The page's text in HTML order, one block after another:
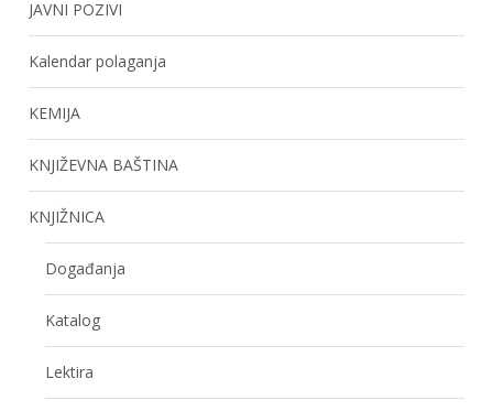
JAVNI POZIVI
Kalendar polaganja
KEMIJA
KNJIŽEVNA BAŠTINA
KNJIŽNICA
Događanja
Katalog
Lektira